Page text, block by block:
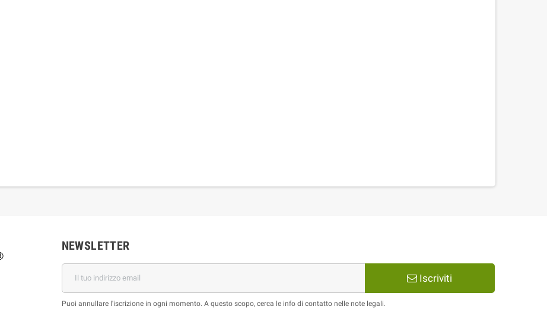
NEWSLETTER
Iscriviti
Puoi annullare l'iscrizione in ogni momento. A questo scopo, cerca le info di contatto nelle note legali.